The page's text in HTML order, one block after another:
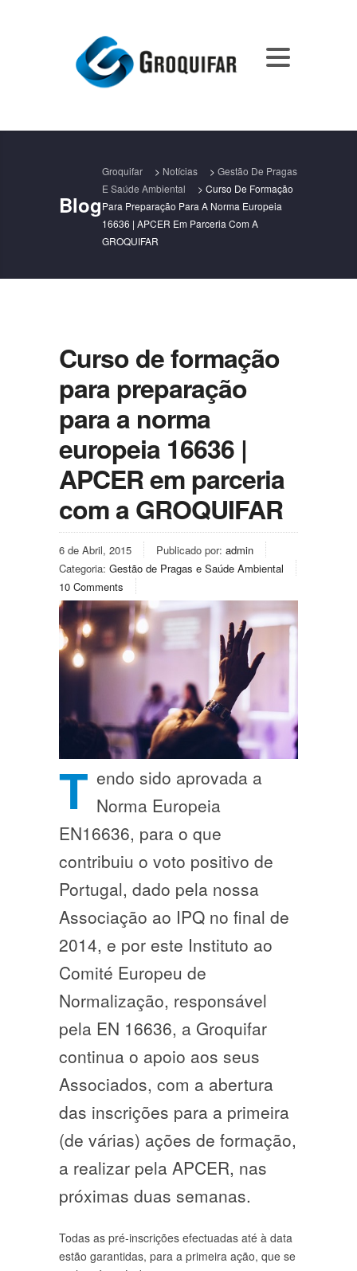
Blog
Groquifar > Notícias > Gestão De Pragas
E Saúde Ambiental
> Curso De Formação
Para Preparação Para A Norma Europeia
16636 | APCER Em Parceria Com A
GROQUIFAR
Curso de formação
para preparação
para a norma
europeia 16636 |
APCER em parceria
com a GROQUIFAR
6 de Abril, 2015 Publicado por: admin
Categoria: Gestão de Pragas e Saúde Ambiental
10 Comments
T endo sido aprovada a
Norma Europeia
EN16636, para o que
contribuiu o voto positivo de
Portugal, dado pela nossa
Associação ao IPQ no final de
2014, e por este Instituto ao
Comité Europeu de
Normalização, responsável
pela EN 16636, a Groquifar
continua o apoio aos seus
Associados, com a abertura
das inscrições para a primeira
(de várias) ações de formação,
a realizar pela APCER, nas
próximas duas semanas.
Todas as pré-inscrições efectuadas até à data
estão garantidas, para a primeira ação, que se